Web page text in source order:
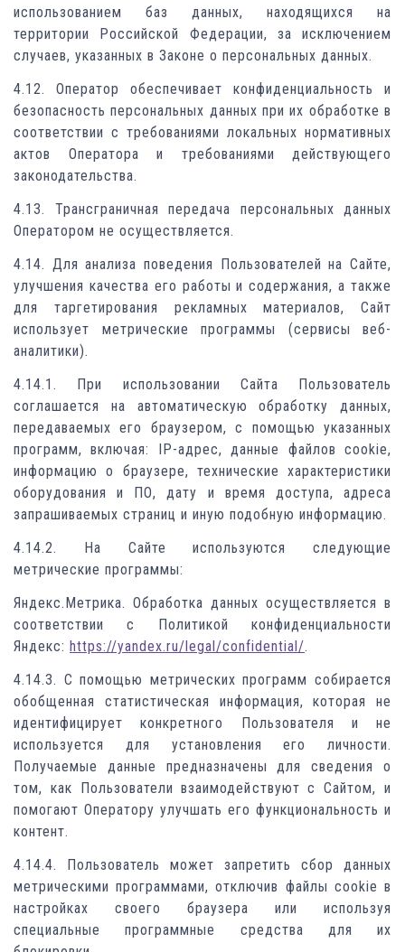
использованием баз данных, находящихся на
территории Российской Федерации, за исключением
случаев, указанных в Законе о персональных данных.
4.12. Оператор обеспечивает конфиденциальность и
безопасность персональных данных при их обработке в
соответствии с требованиями локальных нормативных
актов Оператора и требованиями действующего
законодательства.
4.13. Трансграничная передача персональных данных
Оператором не осуществляется.
4.14. Для анализа поведения Пользователей на Сайте,
улучшения качества его работы и содержания, а также
для таргетирования рекламных материалов, Сайт
использует метрические программы (сервисы веб-
аналитики).
4.14.1. При использовании Сайта Пользователь
соглашается на автоматическую обработку данных,
передаваемых его браузером, с помощью указанных
программ, включая: IP-адрес, данные файлов cookie,
информацию о браузере, технические характеристики
оборудования и ПО, дату и время доступа, адреса
запрашиваемых страниц и иную подобную информацию.
4.14.2. На Сайте используются следующие
метрические программы:
Яндекс.Метрика. Обработка данных осуществляется в
соответствии с Политикой конфиденциальности
Яндекс: https://yandex.ru/legal/confidential/.
4.14.3. С помощью метрических программ собирается
обобщенная статистическая информация, которая не
идентифицирует конкретного Пользователя и не
используется для установления его личности.
Получаемые данные предназначены для сведения о
том, как Пользователи взаимодействуют с Сайтом, и
помогают Оператору улучшать его функциональность и
контент.
4.14.4. Пользователь может запретить сбор данных
метрическими программами, отключив файлы cookie в
настройках своего браузера или используя
специальные программные средства для их